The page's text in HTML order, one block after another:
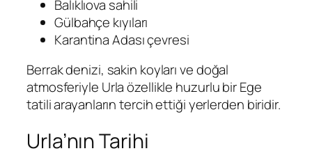
Balıklıova sahili
Gülbahçe kıyıları
Karantina Adası çevresi
Berrak denizi, sakin koyları ve doğal
atmosferiyle Urla özellikle huzurlu bir Ege
tatili arayanların tercih ettiği yerlerden biridir.
Urla’nın Tarihi